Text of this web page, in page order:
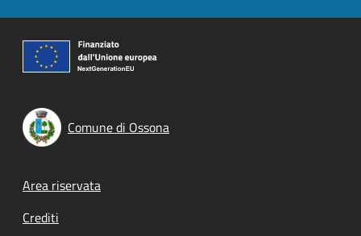
Comune di Ossona
Footer menu
Area riservata
Crediti